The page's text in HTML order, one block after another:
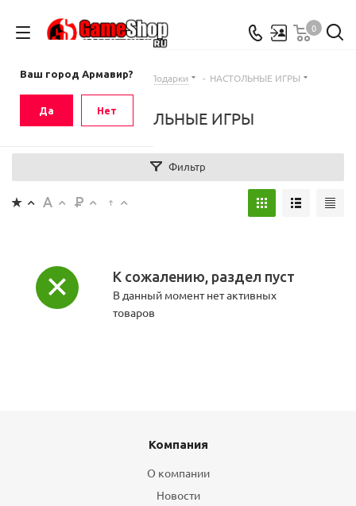
Ваш город Армавир?
Да Нет
0
Главная - Каталог Подарки - НАСТОЛЬНЫЕ ИГРЫ
НАСТОЛЬНЫЕ ИГРЫ
Фильтр
К сожалению, раздел пуст
В данный момент нет активных
товаров
Компания
О компании
Новости